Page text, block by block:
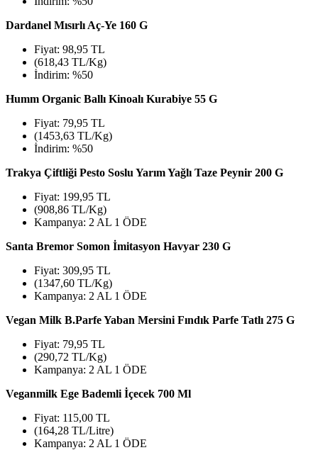
Dardanel Mısırlı Aç-Ye 160 G
Fiyat: 98,95 TL
(618,43 TL/Kg)
İndirim: %50
Humm Organic Ballı Kinoalı Kurabiye 55 G
Fiyat: 79,95 TL
(1453,63 TL/Kg)
İndirim: %50
Trakya Çiftliği Pesto Soslu Yarım Yağlı Taze Peynir 200 G
Fiyat: 199,95 TL
(908,86 TL/Kg)
Kampanya: 2 AL 1 ÖDE
Santa Bremor Somon İmitasyon Havyar 230 G
Fiyat: 309,95 TL
(1347,60 TL/Kg)
Kampanya: 2 AL 1 ÖDE
Vegan Milk B.Parfe Yaban Mersini Fındık Parfe Tatlı 275 G
Fiyat: 79,95 TL
(290,72 TL/Kg)
Kampanya: 2 AL 1 ÖDE
Veganmilk Ege Bademli İçecek 700 Ml
Fiyat: 115,00 TL
(164,28 TL/Litre)
Kampanya: 2 AL 1 ÖDE